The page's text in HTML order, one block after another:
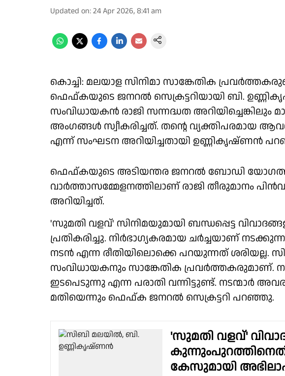
Updated on:24 Apr 2026, 8:41 am
കൊച്ചി: മലയാള സിനിമാ സാങ്കേതിക
ഫെഫ്‌കയുടെ ജനറൽ സെക്രട്ടറിയായി ബി.
സംവിധായകൻ രാജി സന്നദ്ധത അറിയിച്ചെങ്കിലും
അംഗങ്ങൾ സ്വീകരിച്ചത്. തന്റെ വ്യക്തിപരമായ
എന്ന് സംഘടന അറിയിച്ചതായി ഉണ്ണികൃഷ്ണൻ
ഫെഫ്‌കയുടെ അടിയന്തര ജനറൽ ബോഡി
വാർത്താസമ്മേളനത്തിലാണ് രാജി തീരുമാനം
അറിയിച്ചത്.
'സുമതി വളവ്' സിനിമയുമായി ബന്ധപ്പെട്ട
പ്രതികരിച്ചു. നിർഭാഗ്യകരമായ ചർച്ചയാണ്
നടൻ എന്ന രീതിയിലൊക്കെ പറയുന്നത് ശരിയല്ല.
സംവിധായകനും സാങ്കേതിക പ്രവർത്തകരുമാണ്.
ഇടപെടുന്നു എന്ന പരാതി വന്നിട്ടുണ്ട്. നടന്മാർ
മതിയെന്നും ഫെഫ്ക ജനറൽ സെക്രട്ടറി പറഞ്ഞു.
'സുമതി വളവ്'
കേസുമായി